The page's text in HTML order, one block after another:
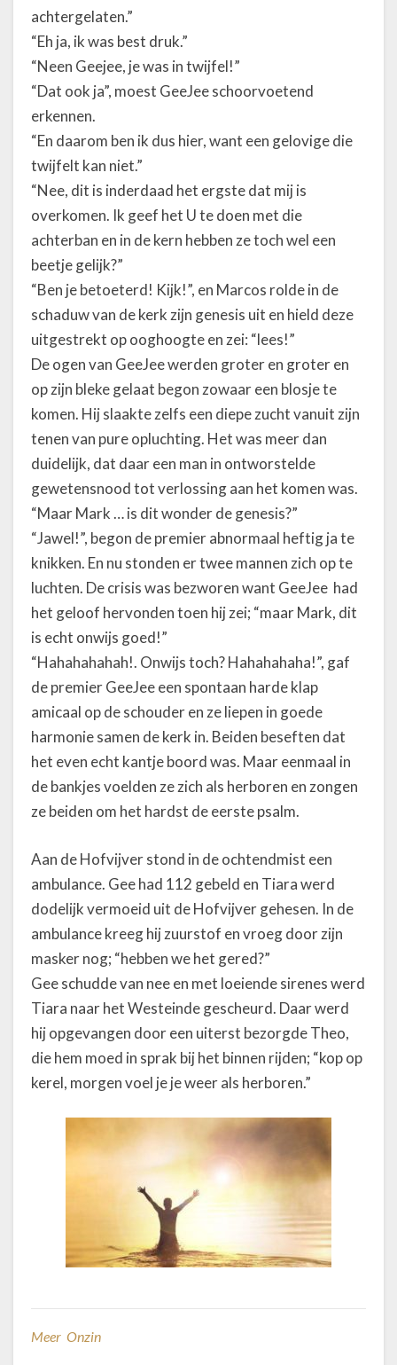
achtergelaten.”
“Eh ja, ik was best druk.”
“Neen Geejee, je was in twijfel!”
“Dat ook ja”, moest GeeJee schoorvoetend
erkennen.
“En daarom ben ik dus hier, want een gelovige die
twijfelt kan niet.”
“Nee, dit is inderdaad het ergste dat mij is
overkomen. Ik geef het U te doen met die
achterban en in de kern hebben ze toch wel een
beetje gelijk?”
“Ben je betoeterd! Kijk!”, en Marcos rolde in de
schaduw van de kerk zijn genesis uit en hield deze
uitgestrekt op ooghoogte en zei: “lees!”
De ogen van GeeJee werden groter en groter en
op zijn bleke gelaat begon zowaar een blosje te
komen. Hij slaakte zelfs een diepe zucht vanuit zijn
tenen van pure opluchting. Het was meer dan
duidelijk, dat daar een man in ontworstelde
gewetensnood tot verlossing aan het komen was.
“Maar Mark … is dit wonder de genesis?”
“Jawel!”, begon de premier abnormaal heftig ja te
knikken. En nu stonden er twee mannen zich op te
luchten. De crisis was bezworen want GeeJee had
het geloof hervonden toen hij zei; “maar Mark, dit
is echt onwijs goed!”
“Hahahahahah!. Onwijs toch? Hahahahaha!”, gaf
de premier GeeJee een spontaan harde klap
amicaal op de schouder en ze liepen in goede
harmonie samen de kerk in. Beiden beseften dat
het even echt kantje boord was. Maar eenmaal in
de bankjes voelden ze zich als herboren en zongen
ze beiden om het hardst de eerste psalm.
Aan de Hofvijver stond in de ochtendmist een
ambulance. Gee had 112 gebeld en Tiara werd
dodelijk vermoeid uit de Hofvijver gehesen. In de
ambulance kreeg hij zuurstof en vroeg door zijn
masker nog; “hebben we het gered?”
Gee schudde van nee en met loeiende sirenes werd
Tiara naar het Westeinde gescheurd. Daar werd
hij opgevangen door een uiterst bezorgde Theo,
die hem moed in sprak bij het binnen rijden; “kop op
kerel, morgen voel je je weer als herboren.”
Meer Onzin